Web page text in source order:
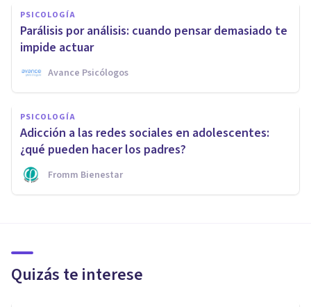
PSICOLOGÍA
Parálisis por análisis: cuando pensar demasiado te
impide actuar
Avance Psicólogos
PSICOLOGÍA
Adicción a las redes sociales en adolescentes:
¿qué pueden hacer los padres?
Fromm Bienestar
Quizás te interese